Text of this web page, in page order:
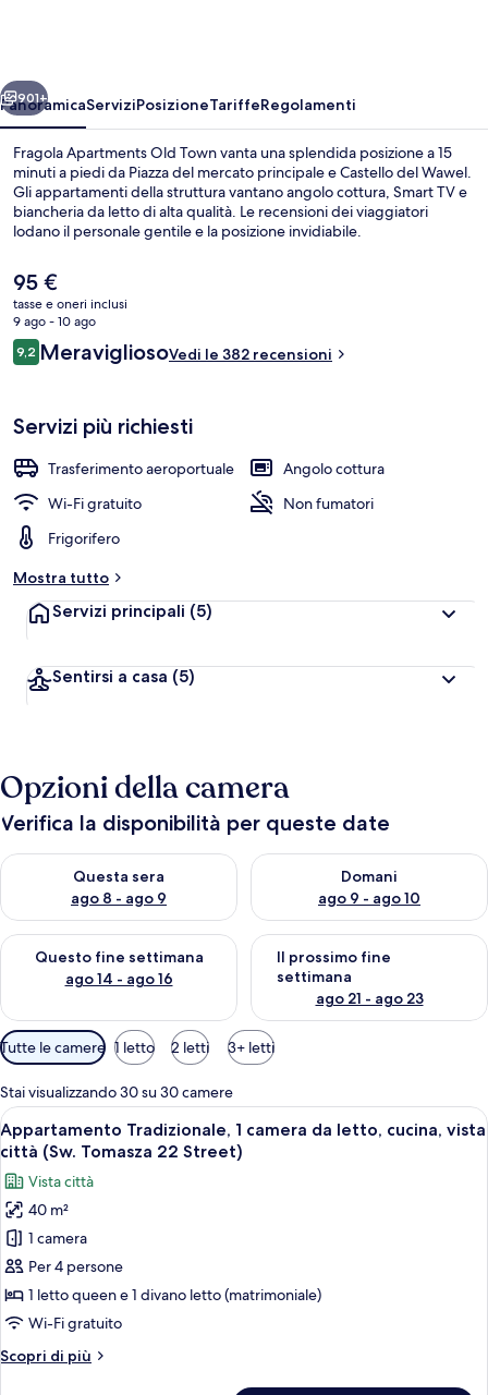
Avanti
901+
PanoramicaServiziPosizioneTariffeRegolamenti
Fragola Apartments Old Town vanta una splendida posizione a 15
minuti a piedi da Piazza del mercato principale e Castello del Wawel.
Gli appartamenti della struttura vantano angolo cottura, Smart TV e
biancheria da letto di alta qualità. Le recensioni dei viaggiatori
lodano il personale gentile e la posizione invidiabile.
Il
prezzo
attuale
è
95 €
95 €
tasse e oneri inclusi
9 ago - 10 ago
Recensioni
9,29,2 su 10
MeravigliosoVedi le 382 recensioni
Servizi più richiesti
Trasferimento aeroportuale
Angolo cottura
Wi-Fi gratuito
Non fumatori
Frigorifero
Mostra tutto
Servizi principali (5)
Sentirsi a casa (5)
Opzioni della camera
Verifica la disponibilità per queste date
Questa sera
ago 8 - ago 9
Verifica la disponibilità per questa sera, ago 8 - ago 9
Domani
ago 9 - ago 10
Verifica la disponibilità per
Questo fine settimana
ago 14 - ago 16
Verifica la disponibilità per questo fine settimana, ago 14 -
Il prossimo fine
settimana
ago 21 - ago 23
Verifica la disponibilità per il
Filtri
disponibili
per
le
camere
Tutte le camere 1 letto 2 letti 3+ letti
Stai visualizzando 30 su 30 camere
Apri
tutte
le
foto
per
Appartamento
Tradizionale,
1
camera
letto,
Una stanza ben illuminata con
25
Appartamento Tradizionale, 1 camera da letto, cucina, vista
città (Sw. Tomasza 22 Street)
Vista città
40 m²
1 camera
Per 4 persone
1 letto queen e 1 divano letto (matrimoniale)
Wi-Fi gratuito
Scopri di più
Altri